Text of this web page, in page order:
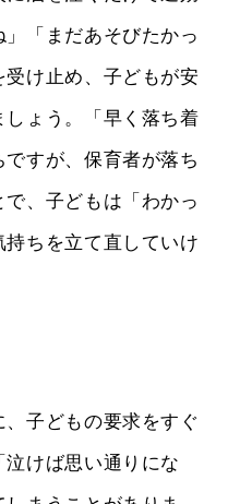
「まだあそびたかっ
け止め、子どもが安
ょう。「早く落ち着
すが、保育者が落ち
、子どもは「わかっ
ちを立て直していけ
子どもの要求をすぐ
けば思い通りにな